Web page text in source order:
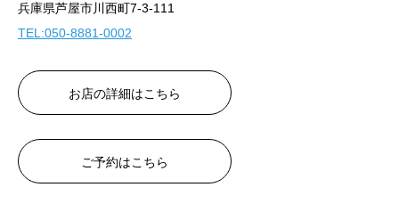
兵庫県芦屋市川西町7-3-111
TEL:050-8881-0002
お店の詳細はこちら
ご予約はこちら